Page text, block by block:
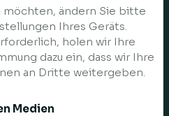
möchten, ändern Sie bitte
Ihres Geräts.
holen wir Ihre
dazu ein, dass wir Ihre
an Dritte weitergeben.
Medien